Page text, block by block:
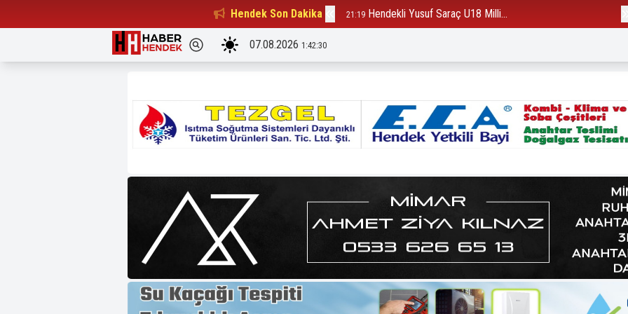
Hendek Son Dakika
Beşiktaşlılar Derneği Başkanı... 21:19 Hendekli Yusuf Saraç U18 Milli...
07.08.2026 1:42:31